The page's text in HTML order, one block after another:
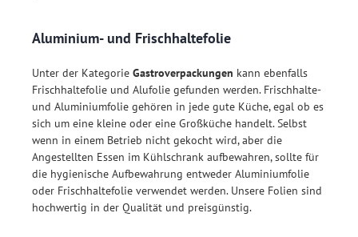
Aluminium- und Frischhaltefolie
Unter der Kategorie Gastroverpackungen kann ebenfalls
Frischhaltefolie und Alufolie gefunden werden. Frischhalte-
und Aluminiumfolie gehören in jede gute Küche, egal ob es
sich um eine kleine oder eine Großküche handelt. Selbst
wenn in einem Betrieb nicht gekocht wird, aber die
Angestellten Essen im Kühlschrank aufbewahren, sollte für
die hygienische Aufbewahrung entweder Aluminiumfolie
oder Frischhaltefolie verwendet werden. Unsere Folien sind
hochwertig in der Qualität und preisgünstig.